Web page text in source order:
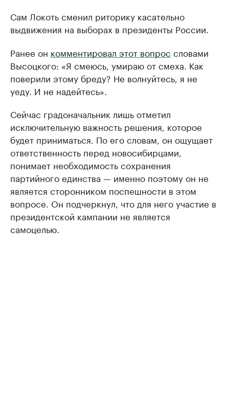
Сам Локоть сменил риторику касательно
выдвижения на выборах в президенты России.
Ранее он комментировал этот вопрос словами
Высоцкого: «Я смеюсь, умираю от смеха. Как
поверили этому бреду? Не волнуйтесь, я не
уеду. И не надейтесь».
Сейчас градоначальник лишь отметил
исключительную важность решения, которое
будет приниматься. По его словам, он ощущает
ответственность перед новосибирцами,
понимает необходимость сохранения
партийного единства — именно поэтому он не
является сторонником поспешности в этом
вопросе. Он подчеркнул, что для него участие в
президентской кампании не является
самоцелью.